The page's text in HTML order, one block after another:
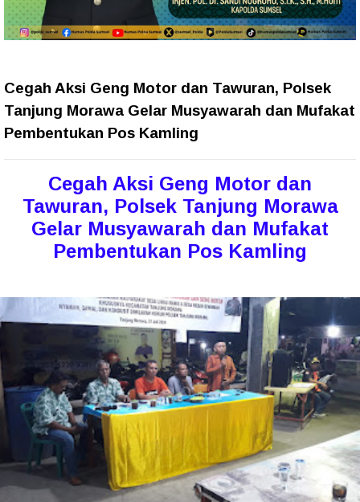
Cegah Aksi Geng Motor dan Tawuran, Polsek
Tanjung Morawa Gelar Musyawarah dan Mufakat
Pembentukan Pos Kamling
Cegah Aksi Geng Motor dan
Tawuran, Polsek Tanjung Morawa
Gelar Musyawarah dan Mufakat
Pembentukan Pos Kamling